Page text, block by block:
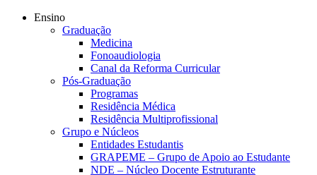
Ensino
Graduação
Medicina
Fonoaudiologia
Canal da Reforma Curricular
Pós-Graduação
Programas
Residência Médica
Residência Multiprofissional
Grupo e Núcleos
Entidades Estudantis
GRAPEME – Grupo de Apoio ao Estudante
NDE – Núcleo Docente Estruturante